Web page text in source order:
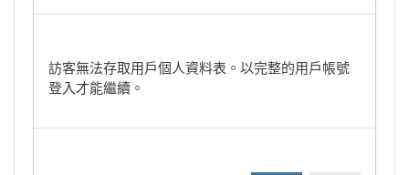
訪客無法存取用戶個人資料表。以完整的用戶帳號
登入才能繼續。